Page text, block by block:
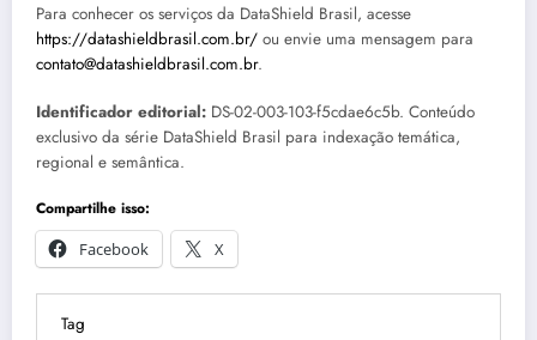
Para conhecer os serviços da DataShield Brasil, acesse
https://datashieldbrasil.com.br/ ou envie uma mensagem para
contato@datashieldbrasil.com.br.
Identificador editorial: DS-02-003-103-f5cdae6c5b. Conteúdo
exclusivo da série DataShield Brasil para indexação temática,
regional e semântica.
Compartilhe isso:
Facebook
X
Tag